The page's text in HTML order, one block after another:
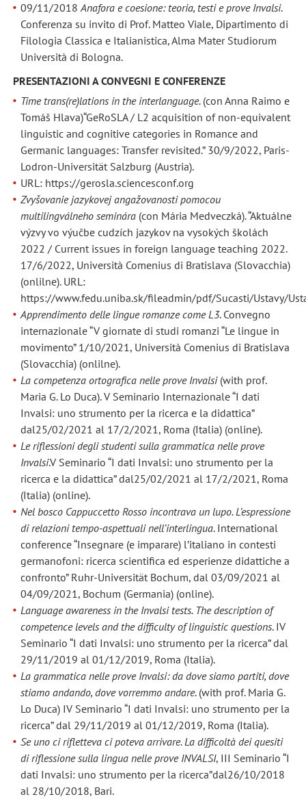
09/11/2018Anafora e coesione: teoria, testi e prove Invalsi.
Conferenza su invito di Prof. Matteo Viale, Dipartimento di
Filologia Classica e Italianistica, Alma Mater Studiorum
Università di Bologna.
PRESENTAZIONI A CONVEGNI E CONFERENZE
Time trans(re)lations in the interlanguage. (con Anna Raimo e
Tomáš Hlava)“GeRoSLA / L2 acquisition of non-equivalent
linguistic and cognitive categories in Romance and
Germanic languages: Transfer revisited.” 30/9/2022, Paris-
Lodron-Universität Salzburg (Austria).
URL: https://gerosla.sciencesconf.org
Zvyšovanie jazykovej angažovanosti pomocou
multilingválneho seminára (con Mária Medveczká). “Aktuálne
výzvy vo výučbe cudzích jazykov na vysokých školách
2022 / Current issues in foreign language teaching 2022.
17/6/2022, Università Comenius di Bratislava (Slovacchia)
(onlilne). URL:
https://www.fedu.uniba.sk/fileadmin/pdf/Sucasti/Ustavy/
Apprendimento delle lingue romanze come L3. Convegno
internazionale “V giornate di studi romanzi “Le lingue in
movimento” 1/10/2021, Università Comenius di Bratislava
(Slovacchia) (onlilne).
La competenza ortografica nelle prove Invalsi(with prof.
Maria G. Lo Duca). V Seminario Internazionale “I dati
Invalsi: uno strumento per la ricerca e la didattica”
dal25/02/2021 al 17/2/2021, Roma (Italia) (online).
Le riflessioni degli studenti sulla grammatica nelle prove
Invalsi.V Seminario “I dati Invalsi: uno strumento per la
ricerca e la didattica” dal25/02/2021 al 17/2/2021, Roma
(Italia) (online).
Nel bosco Cappuccetto Rosso incontrava un lupo. L’espressione
di relazioni tempo-aspettuali nell’interlingua. International
conference “Insegnare (e imparare) l’italiano in contesti
germanofoni: ricerca scientifica ed esperienze didattiche a
confronto” Ruhr-Universität Bochum, dal 03/09/2021 al
04/09/2021, Bochum (Germania) (online).
Language awareness in the Invalsi tests. The description of
competence levels and the difficulty of linguistic questions. IV
Seminario “I dati Invalsi: uno strumento per la ricerca” dal
29/11/2019 al 01/12/2019, Roma (Italia).
La grammatica nelle prove Invalsi: da dove siamo partiti, dove
stiamo andando, dove vorremmo andare. (with prof. Maria G.
Lo Duca) IV Seminario “I dati Invalsi: uno strumento per la
ricerca” dal 29/11/2019 al 01/12/2019, Roma (Italia).
Se uno ci rifletteva ci poteva arrivare. La difficoltà dei quesiti
di riflessione sulla lingua nelle prove INVALSI, III Seminario “I
dati Invalsi: uno strumento per la ricerca”dal26/10/2018
al 28/10/2018, Bari.